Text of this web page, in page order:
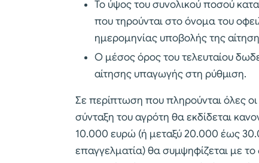
Το ύψος του συνολικού ποσού
που τηρούνται στο όνομα του
ημερομηνίας υποβολής της
Ο μέσος όρος του τελευταίου
αίτησης υπαγωγής στη ρύθμιση.
Σε περίπτωση που πληρούνται όλες
σύνταξη του αγρότη θα εκδίδεται
10.000 ευρώ (ή μεταξύ 20.000 έως
επαγγελματία) θα συμψηφίζεται με το